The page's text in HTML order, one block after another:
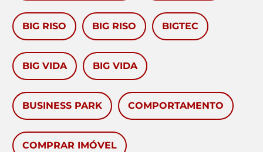
BIG RISO BIG RISO BIGTEC
BIG VIDA BIG VIDA
BUSINESS PARK COMPORTAMENTO
COMPRAR IMÓVEL